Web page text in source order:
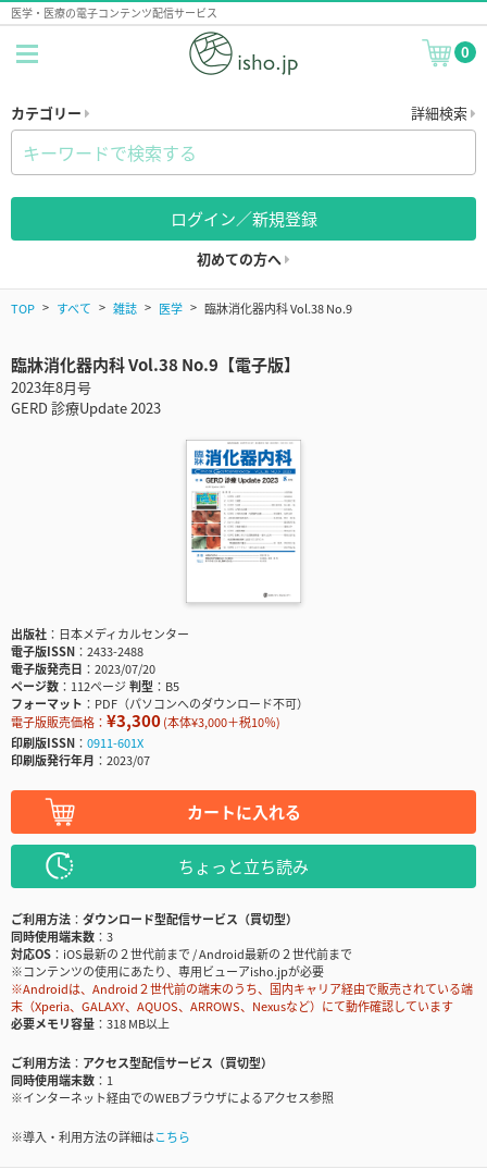
医学・医療の電子コンテンツ配信サービス
0
カテゴリー 詳細検索
ログイン／新規登録
初めての方へ
TOP すべて 雑誌 医学 臨牀消化器内科 Vol.38 No.9
臨牀消化器内科 Vol.38 No.9【電子版】
2023年8月号
GERD 診療Update 2023
出版社
日本メディカルセンター
電子版ISSN
2433-2488
電子版発売日
2023/07/20
ページ数
112ページ判型
B5
フォーマット
PDF（パソコンへのダウンロード不可）
電子版販売価格： ¥3,300(本体¥3,000＋税10％)
印刷版ISSN
0911-601X
印刷版発行年月
2023/07
カートに入れる
ちょっと立ち読み
ご利用方法
ダウンロード型配信サービス（買切型）
同時使用端末数
3
対応OS
iOS最新の２世代前まで / Android最新の２世代前まで
※コンテンツの使用にあたり、専用ビューアisho.jpが必要
※Androidは、Android２世代前の端末のうち、国内キャリア経由で販売されている端
末（Xperia、GALAXY、AQUOS、ARROWS、Nexusなど）にて動作確認しています
必要メモリ容量
318 MB以上
ご利用方法
アクセス型配信サービス（買切型）
同時使用端末数
1
※インターネット経由でのWEBブラウザによるアクセス参照
※導入・利用方法の詳細はこちら